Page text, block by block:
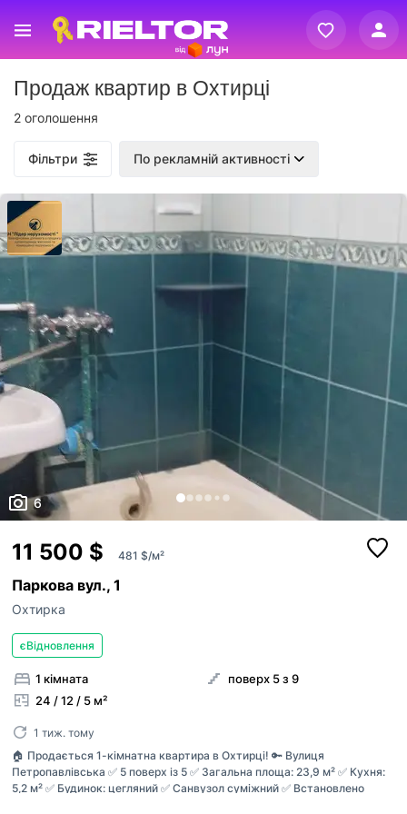
Вхід
Продаж квартир в Охтирці
2 оголошення
Фільтри По рекламній активності
6
11 500 $ 481 $/м²
Паркова вул., 1
Охтирка
єВідновлення
1 кімната
24 / 12 / 5 м²
поверх 5 з 9
1 тиж. тому
🏠 Продається 1-кімнатна квартира в Охтирці! 🔑 Вулиця
Петропавлівська ✅ 5 поверх із 5 ✅ Загальна площа: 23,9 м² ✅ Кухня:
5,2 м² ✅ Будинок: цегляний ✅ Санвузол суміжний ✅ Встановлено